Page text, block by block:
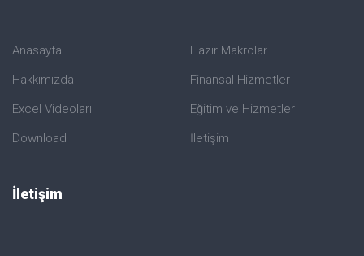
Anasayfa
Hakkımızda
Excel Videoları
Download
Hazır Makrolar
Finansal Hizmetler
Eğitim ve Hizmetler
İletişim
İletişim